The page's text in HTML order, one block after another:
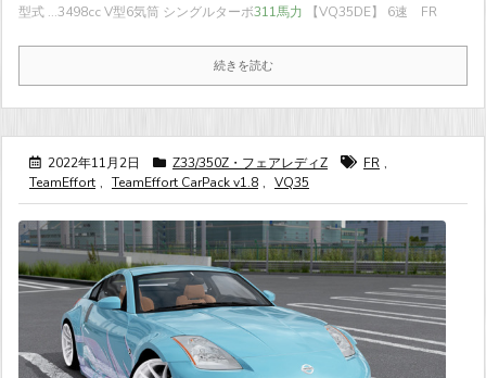
型式 ...3498cc V型6気筒 シングルターボ311馬力 【VQ35DE】 6速 FR
続きを読む
2022年11月2日 Z33/350Z・フェアレディZ FR ,
TeamEffort , TeamEffort CarPack v1.8 , VQ35